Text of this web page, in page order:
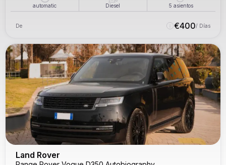
automatic Diesel 5 asientos
De €400/ Días
Land Rover